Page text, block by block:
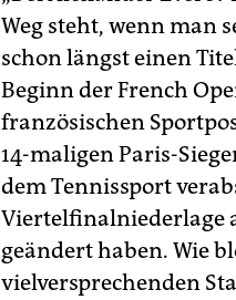
Weg steht, wenn man
schon längst einen
Beginn der French
französischen
14-maligen Paris-
dem Tennissport
Viertelfinalniederlage
geändert haben. Wie
vielversprechenden